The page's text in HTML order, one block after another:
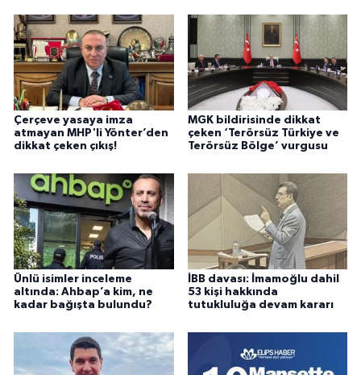
Çerçeve yasaya imza
atmayan MHP'li Yönter’den
dikkat çeken çıkış!
MGK bildirisinde dikkat
çeken ‘Terörsüz Türkiye ve
Terörsüz Bölge’ vurgusu
Ünlü isimler inceleme
altında: Ahbap’a kim, ne
kadar bağışta bulundu?
İBB davası: İmamoğlu dahil
53 kişi hakkında
tutukluluğa devam kararı